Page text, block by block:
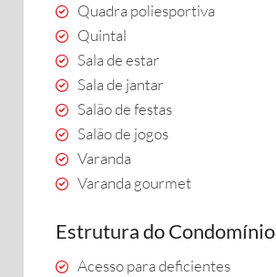
Quadra poliesportiva
Quintal
Sala de estar
Sala de jantar
Salão de festas
Salão de jogos
Varanda
Varanda gourmet
Estrutura do Condomínio
Acesso para deficientes